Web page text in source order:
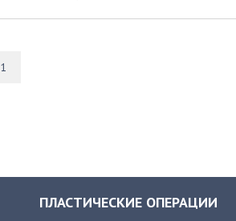
свою работу. Ему можно доверять так же,
послеоперационной реабилитации.
знакомство с клиникой и складывается
1
ПЛАСТИЧЕСКИЕ ОПЕРАЦИИ